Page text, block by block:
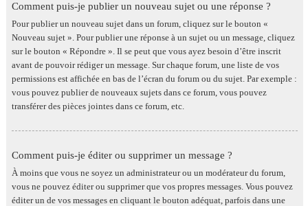
Comment puis-je publier un nouveau sujet ou une réponse ?
Pour publier un nouveau sujet dans un forum, cliquez sur le bouton «
Nouveau sujet ». Pour publier une réponse à un sujet ou un message, cliquez
sur le bouton « Répondre ». Il se peut que vous ayez besoin d’être inscrit
avant de pouvoir rédiger un message. Sur chaque forum, une liste de vos
permissions est affichée en bas de l’écran du forum ou du sujet. Par exemple :
vous pouvez publier de nouveaux sujets dans ce forum, vous pouvez
transférer des pièces jointes dans ce forum, etc.
Comment puis-je éditer ou supprimer un message ?
À moins que vous ne soyez un administrateur ou un modérateur du forum,
vous ne pouvez éditer ou supprimer que vos propres messages. Vous pouvez
éditer un de vos messages en cliquant le bouton adéquat, parfois dans une